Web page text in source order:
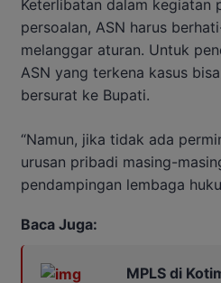
Keterlibatan dalam kegiatan
persoalan, ASN harus
melanggar aturan. Untuk
ASN yang terkena kasus
bersurat ke Bupati.
“Namun, jika tidak ada
urusan pribadi masing-
pendampingan lembaga
Baca Juga:
MPLS di